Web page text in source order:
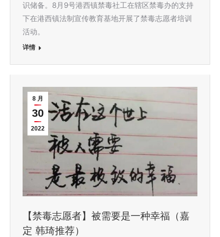
识储备。8月9号港西镇禁毒社工在辖区禁毒办的支持
下在港西镇法制宣传教育基地开展了禁毒志愿者培训
活动。
详情
8 月
30
2022
【禁毒志愿者】被需要是一种幸福（嘉
定 韩琦推荐）